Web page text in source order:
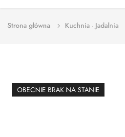
Strona główna Kuchnia - Jadalnia
OBECNIE BRAK NA STANIE